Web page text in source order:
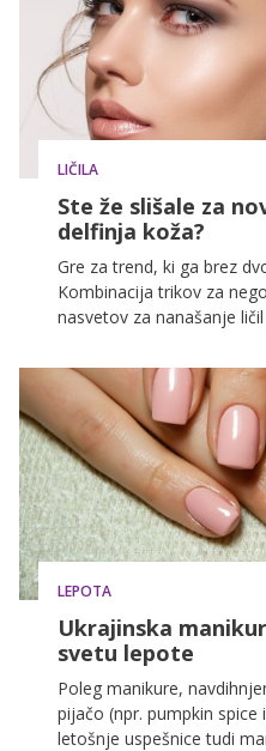
LIČILA
Ste že slišale za
delfinja koža?
Gre za trend, ki ga brez
Kombinacija trikov za
nasvetov za nanašanje
bo zavidala vsaka.
LEPOTA
Ukrajinska
svetu lepote
Poleg manikure,
pijačo (npr. pumpkin
letošnje uspešnice tudi